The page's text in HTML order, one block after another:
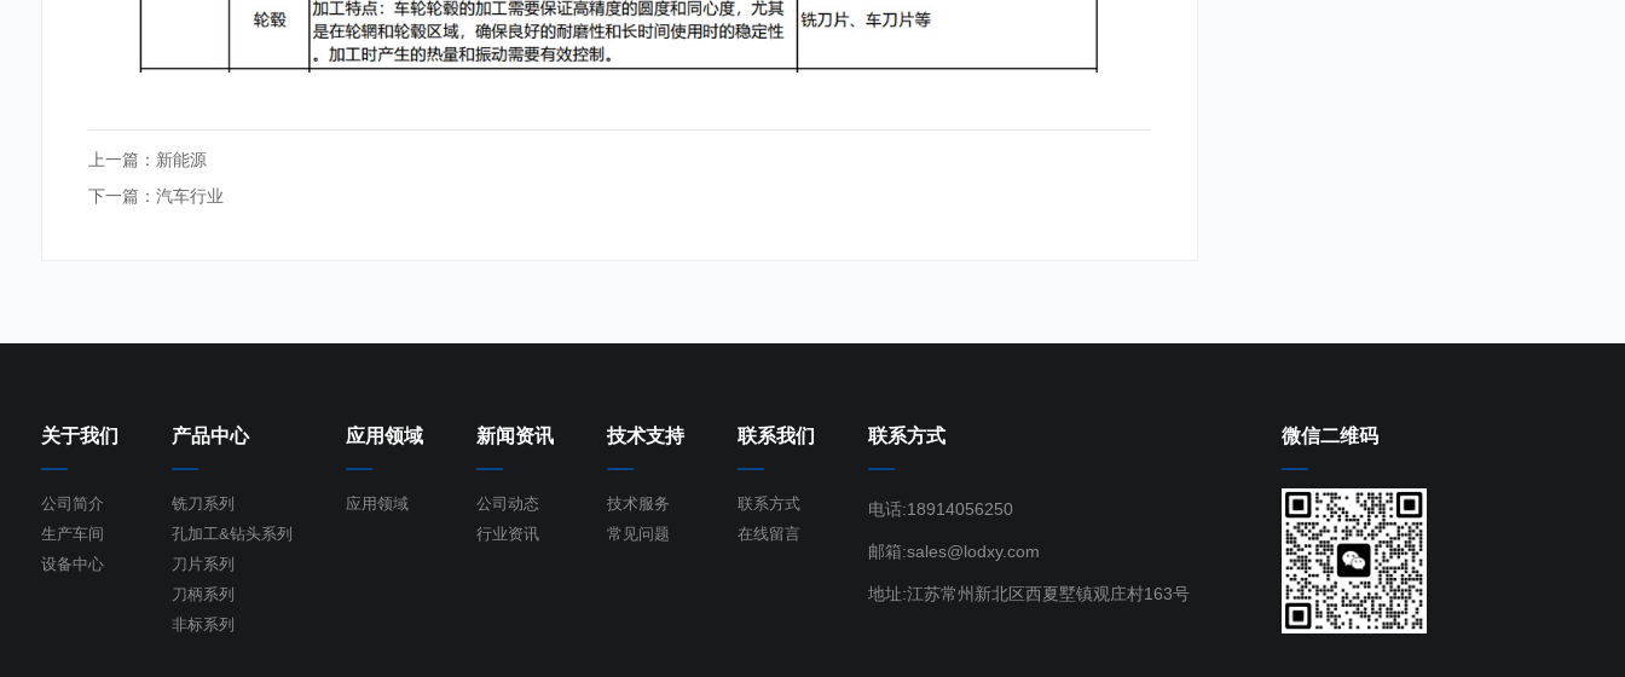
上一篇： 新能源
下一篇： 汽车行业
关于我们
公司简介
生产车间
设备中心
产品中心
铣刀系列
孔加工&钻头系列
刀片系列
刀柄系列
非标系列
应用领域
应用领域
新闻资讯
公司动态
行业资讯
技术支持
技术服务
常见问题
联系我们
联系方式
在线留言
联系方式
电话:18914056250
邮箱:sales@lodxy.com
地址:江苏常州新北区西夏墅镇观庄村163号
微信二维码